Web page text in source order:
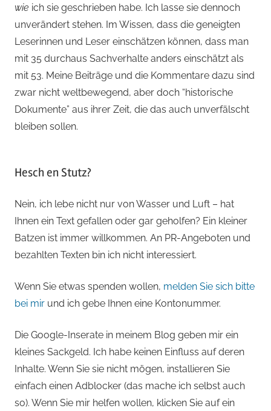
wie ich sie geschrieben habe. Ich lasse sie dennoch
unverändert stehen. Im Wissen, dass die geneigten
Leserinnen und Leser einschätzen können, dass man
mit 35 durchaus Sachverhalte anders einschätzt als
mit 53. Meine Beiträge und die Kommentare dazu sind
zwar nicht weltbewegend, aber doch “historische
Dokumente” aus ihrer Zeit, die das auch unverfälscht
bleiben sollen.
Hesch en Stutz?
Nein, ich lebe nicht nur von Wasser und Luft – hat
Ihnen ein Text gefallen oder gar geholfen? Ein kleiner
Batzen ist immer willkommen. An PR-Angeboten und
bezahlten Texten bin ich nicht interessiert.
Wenn Sie etwas spenden wollen, melden Sie sich bitte
bei mir und ich gebe Ihnen eine Kontonummer.
Die Google-Inserate in meinem Blog geben mir ein
kleines Sackgeld. Ich habe keinen Einfluss auf deren
Inhalte. Wenn Sie sie nicht mögen, installieren Sie
einfach einen Adblocker (das mache ich selbst auch
so). Wenn Sie mir helfen wollen, klicken Sie auf ein